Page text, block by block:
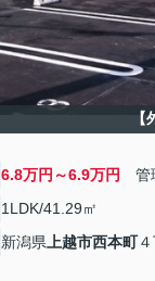
【
6.8万円～6.9万円 管
1LDK/41.29㎡
新潟県 上越市西本町